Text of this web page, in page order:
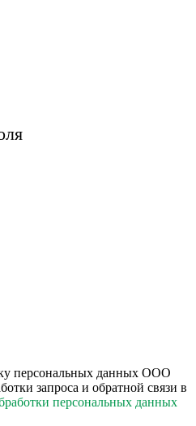
персональных данных ООО
запроса и обратной связи в
персональных данных